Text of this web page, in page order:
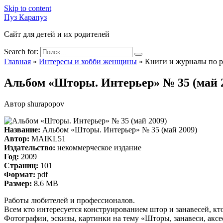
Skip to content
Пуз Карапуз
Сайт для детей и их родителей
Search for:
Главная » Интересы и хобби женщины » Книги и журналы по
Альбом «Шторы. Интерьер» № 35 (май
Автор shurapopov
Название: Альбом «Шторы. Интерьер» № 35 (май 2009)
Автор: MAIKL51
Издательство: некоммерческое издание
Год: 2009
Страниц: 101
Формат: pdf
Размер: 8.6 MB
Работы любителей и профессионалов.
Всем кто интересуется конструированием штор и занавесей,
Фотографии, эскизы, картинки на тему «Шторы, занавеси,